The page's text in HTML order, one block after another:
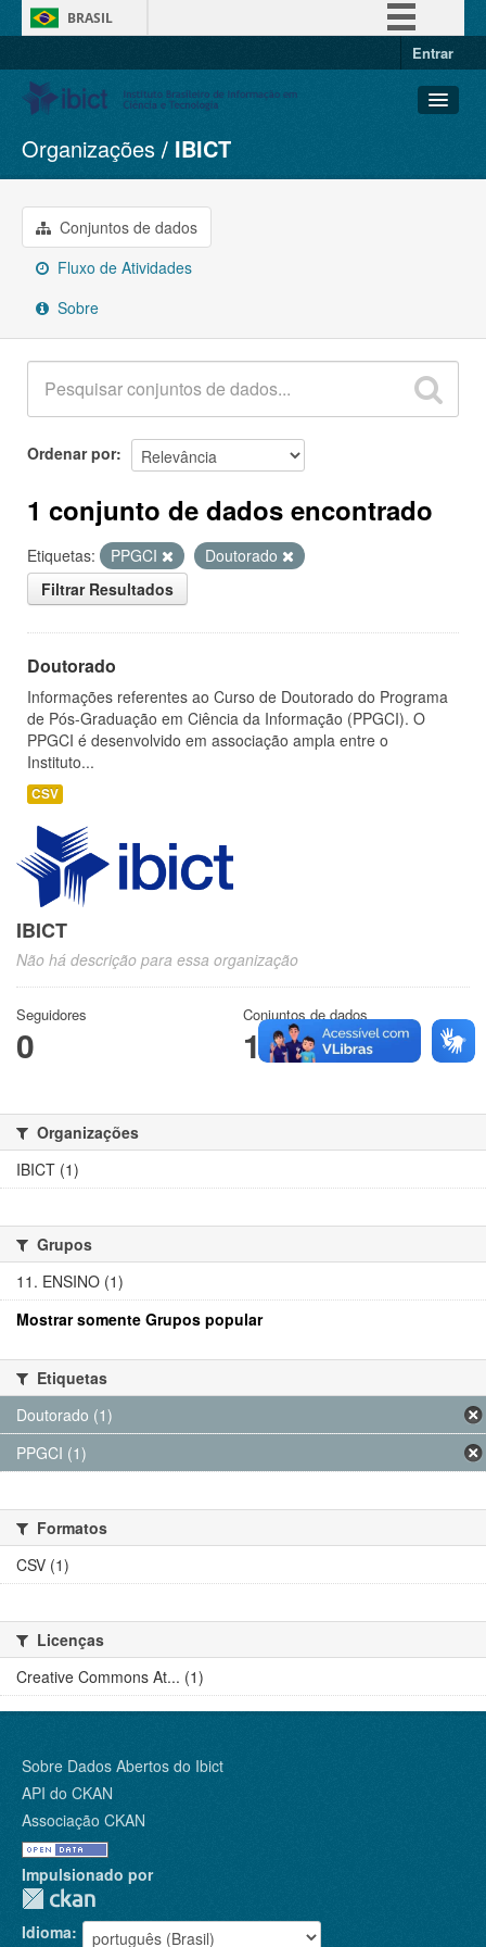
BRASIL
Entrar
Conjuntos de dados
Organizações
Grupos
Sobre
Organizações IBICT
Conjuntos de dados
Fluxo de Atividades
Sobre
Ordenar por
1 conjunto de dados encontrado
Etiquetas: PPGCI
Doutorado
Filtrar Resultados
Doutorado
Informações referentes ao Curso de Doutorado do Programa
de Pós-Graduação em Ciência da Informação (PPGCI). O
PPGCI é desenvolvido em associação ampla entre o
Instituto...
CSV
IBICT
Não há descrição para essa organização
Seguidores
0
Conjuntos de dados
1
Organizações
IBICT (1)
Grupos
11. ENSINO (1)
Mostrar somente Grupos popular
Etiquetas
Doutorado (1)
PPGCI (1)
Formatos
CSV (1)
Licenças
Creative Commons At... (1)
Sobre Dados Abertos do Ibict
API do CKAN
Associação CKAN
Impulsionado por
Idioma